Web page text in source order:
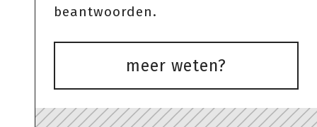
beantwoorden.
meer weten?